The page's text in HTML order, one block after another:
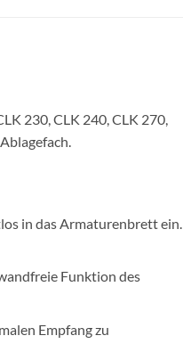
230, CLK 240, CLK 270,
in das Armaturenbrett ein.
Funktion des
Empfang zu